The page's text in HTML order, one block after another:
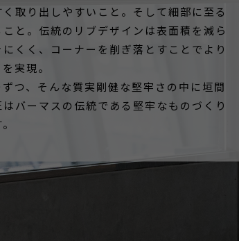
取り出しやすいこと。そして細部に至る
と。伝統のリブデザインは表面積を減ら
くく、コーナーを削ぎ落とすことでより
実現。
つ、そんな質実剛健な堅牢さの中に垣間
バーマスの伝統である堅牢なものづくり